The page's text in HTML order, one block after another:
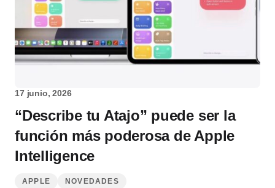
17 junio, 2026
“Describe tu Atajo” puede ser la
función más poderosa de Apple
Intelligence
APPLE NOVEDADES